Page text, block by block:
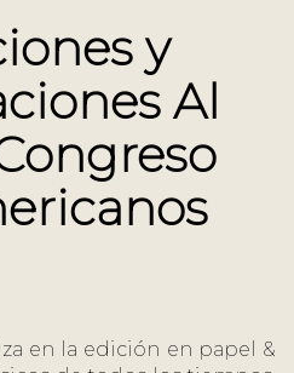
y
Al
en la edición en papel &